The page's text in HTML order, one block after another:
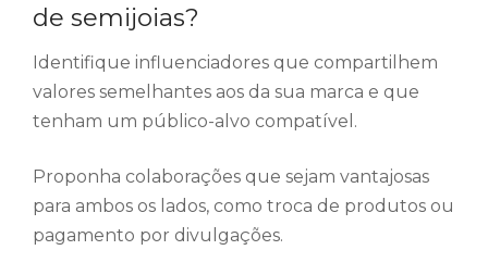
de semijoias?
Identifique influenciadores que compartilhem
valores semelhantes aos da sua marca e que
tenham um público-alvo compatível.
Proponha colaborações que sejam vantajosas
para ambos os lados, como troca de produtos ou
pagamento por divulgações.